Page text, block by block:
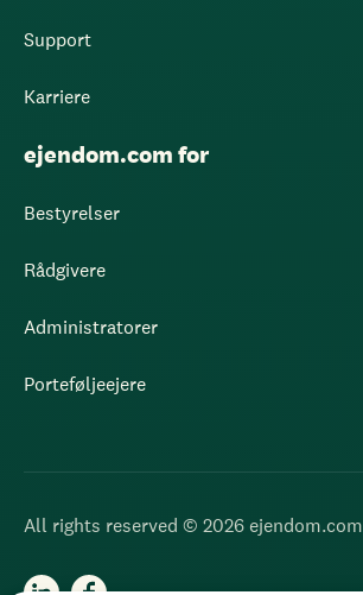
Support
Karriere
ejendom.com for
Bestyrelser
Rådgivere
Administratorer
Porteføljeejere
All rights reserved © 2026 ejendom.com